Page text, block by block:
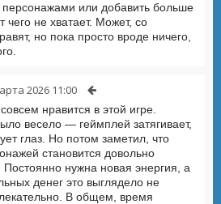
персонажами или добавить больше
чего не хватает. Может, со
но пока просто вроде ничего,
2026 11:00
нравится в этой игре.
весело — геймплей затягивает,
глаз. Но потом заметил, что
становится довольно
Постоянно нужна новая энергия, а
денег это выглядело не
В общем, время